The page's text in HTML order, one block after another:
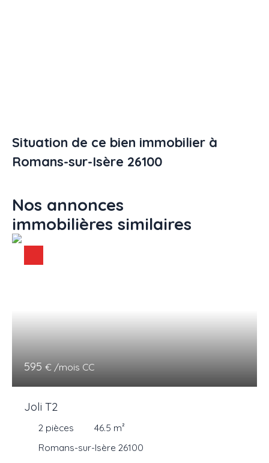
Situation de ce bien immobilier à
Romans-sur-Isère 26100
Nos annonces
immobilières similaires
595 € /mois CC
Joli T2
2 pièces 46.5 m²
Romans-sur-Isère 26100